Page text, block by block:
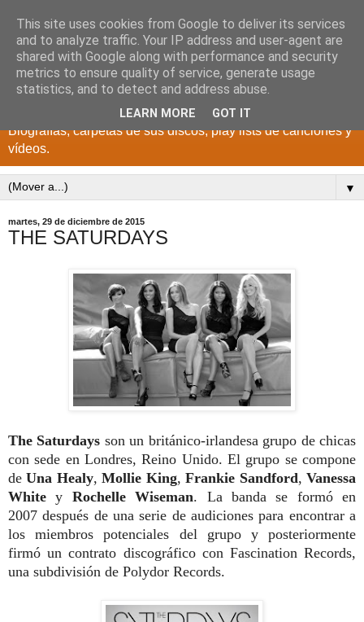
DISCOS PARA EL
RECUERDO
CANTANTES Y GRUPOS DE LOS AÑOS 1950 a 2022.
Biografías, carpetas de sus discos, play lists de canciones y
vídeos.
▼
martes, 29 de diciembre de 2015
THE SATURDAYS
The Saturdays son un británico-irlandesa grupo de chicas
con sede en Londres, Reino Unido. El grupo se compone
deUna Healy,Mollie King,Frankie Sandford,Vanessa
White y Rochelle Wiseman. La banda se formó en
2007 después de una serie de audiciones para encontrar a
los miembros potenciales del grupo y posteriormente
firmó un contrato discográfico con Fascination Records,
una subdivisión de Polydor Records.
This site uses cookies from Google to deliver its services
and to analyze traffic. Your IP address and user-agent are
shared with Google along with performance and security
metrics to ensure quality of service, generate usage
statistics, and to detect and address abuse.
LEARN MORE GOT IT